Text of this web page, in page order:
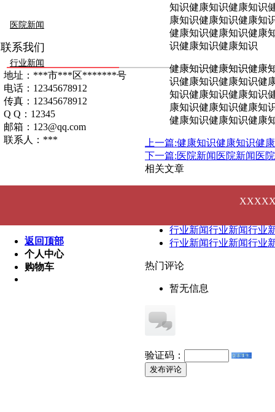
医院新闻
行业新闻
联系我们
地址：***市***区*******号
电话：12345678912
传真：12345678912
Q Q：12345
邮箱：123@qq.com
联系人：***
知识健康知识健康知识
康知识健康知识健康知
健康知识健康知识健康
识健康知识健康知识
健康知识健康知识健康
识健康知识健康知识健
知识健康知识健康知识
康知识健康知识健康知
健康知识健康知识健康
上一篇:健康知识健康知识健
下一篇:医院新闻医院新闻医
相关文章
医院新闻医院新闻医院
行业新闻行业新闻行业
行业新闻行业新闻行业
热门评论
暂无信息
验证码：
发布评论
返回顶部
个人中心
购物车